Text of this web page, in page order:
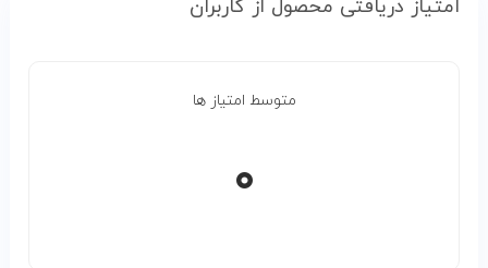
امتیاز دریافتی محصول از کاربران
متوسط امتیاز ها
۰